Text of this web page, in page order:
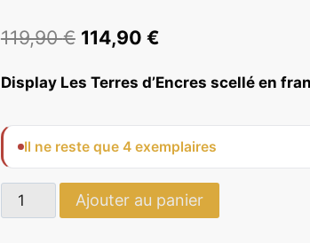
119,90€ Le
initial
était :
119,90 €.
114,90 €Le
actuel
est :
114,90 €.
Display Les Terres d’Encres scellé en
Il ne reste que 4 exemplaires
quantité
de
Ajouter au panier